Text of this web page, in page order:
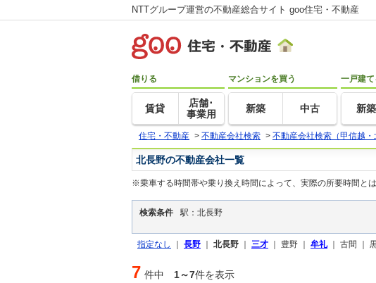
NTTグループ運営の不動産総合サイト goo住宅・不動産
借りる
賃貸
店舗･
事業用
マンションを買う
新築 中古
一戸建て
新築
住宅・不動産 > 不動産会社検索 > 不動産会社検索（甲信越・
北長野の不動産会社一覧
※乗車する時間帯や乗り換え時間によって、実際の所要時間と
検索条件 駅：北長野
指定なし ｜ 長野 ｜ 北長野 ｜ 三才 ｜ 豊野 ｜ 牟礼｜ 古間 ｜
7 件中 1～7件を表示